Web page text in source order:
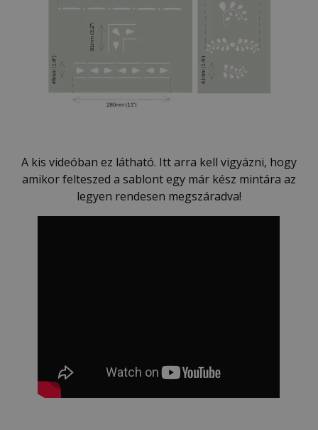
A kis videóban ez látható. Itt arra kell vigyázni, hogy
amikor felteszed a sablont egy már kész mintára az
legyen rendesen megszáradva!